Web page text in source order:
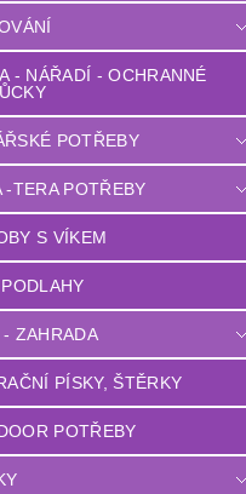
- NÁŘADÍ - OCHRANNÉ
POTŘEBY
-TERA POTŘEBY
S VÍKEM
- ZAHRADA
PÍSKY, ŠTĚRKY
POTŘEBY